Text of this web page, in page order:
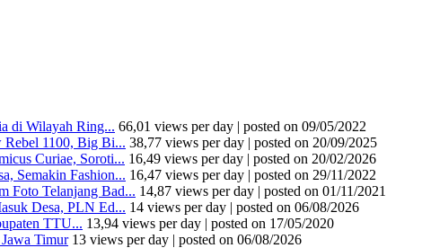
di Wilayah Ring... 66,01 views per day | posted on 09/05/2022
Rebel 1100, Big Bi... 38,77 views per day | posted on 20/09/2025
Curiae, Soroti... 16,49 views per day | posted on 20/02/2026
Semakin Fashion... 16,47 views per day | posted on 29/11/2022
Foto Telanjang Bad... 14,87 views per day | posted on 01/11/2021
Desa, PLN Ed... 14 views per day | posted on 06/08/2026
TTU... 13,94 views per day | posted on 17/05/2020
Timur 13 views per day | posted on 06/08/2026